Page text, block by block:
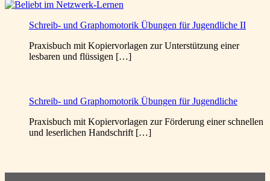
Schreib- und Graphomotorik Übungen für Jugendliche II
Praxisbuch mit Kopiervorlagen zur Unterstützung einer
lesbaren und flüssigen […]
Schreib- und Graphomotorik Übungen für Jugendliche
Praxisbuch mit Kopiervorlagen zur Förderung einer schnellen
und leserlichen Handschrift […]